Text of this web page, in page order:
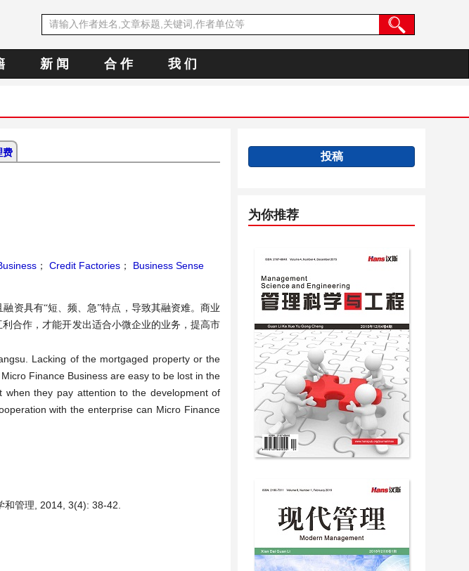
新 闻 合 作 我 们
费
； Credit Factories ； Business Sense
资具有“短、频、急”特点，导致其融资难。商业
合作，才能开发出适合小微企业的业务，提高市
Lacking of the mortgaged property or the
Finance Business are easy to be lost in the
they pay attention to the development of
with the enterprise can Micro Finance
管理, 2014, 3(4): 38-42.
投稿
为你推荐